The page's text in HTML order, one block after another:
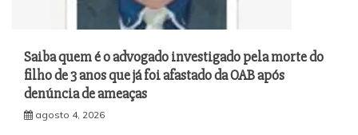
Saiba quem é o advogado investigado pela morte do
filho de 3 anos que já foi afastado da OAB após
denúncia de ameaças
agosto 4, 2026